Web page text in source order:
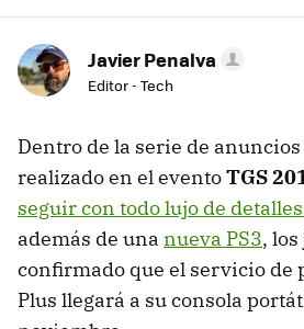
Javier Penalva
Editor - Tech
Dentro de la serie de
realizado en el eventoTGS
seguir con todo lujo de
además de una nueva PS3,
confirmado que el servicio de
Plus llegará a su consola